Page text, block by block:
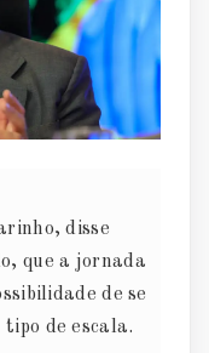
disse
que a jornada
de se
de escala.